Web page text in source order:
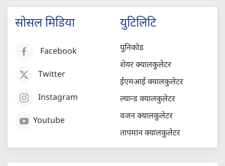
सोसल मिडिया
Facebook
Twitter
Instagram
Youtube
युटिलिटि
युनिकोड
शेयर क्यालकुलेटर
ईएमआई क्यालकुलेटर
ल्यान्ड क्यालकुलेटर
वजन क्यालकुलेटर
तापमान क्यालकुलेटर